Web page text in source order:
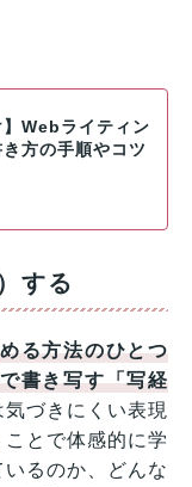
】Webライティン
方の手順やコツ
する
る方法のひとつ
書き写す「写経
づきにくい表現
とで体感的に学
るのか、どんな